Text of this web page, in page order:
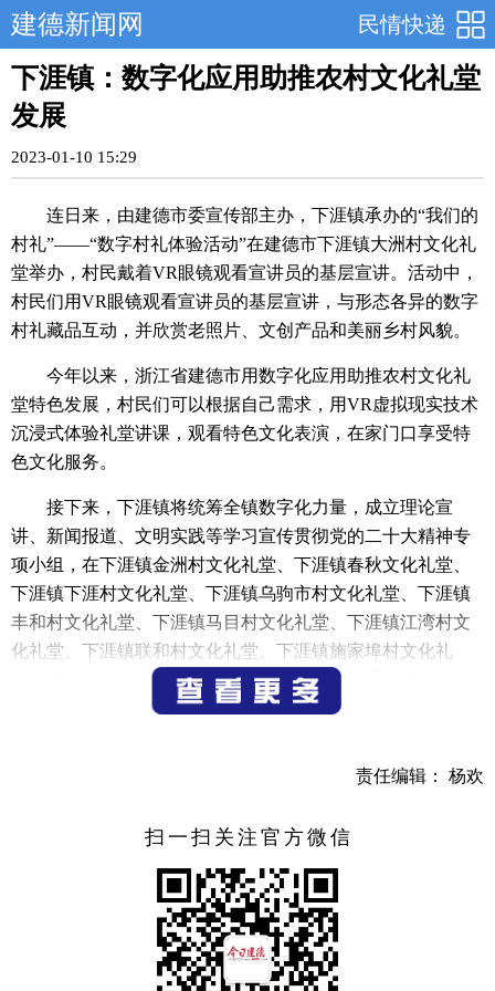
民情快递
建德新闻网
下涯镇：数字化应用助推农村文化礼堂
发展
2023-01-10 15:29
连日来，由建德市委宣传部主办，下涯镇承办的“我们的
村礼”——“数字村礼体验活动”在建德市下涯镇大洲村文化礼
堂举办，村民戴着VR眼镜观看宣讲员的基层宣讲。活动中，
村民们用VR眼镜观看宣讲员的基层宣讲，与形态各异的数字
村礼藏品互动，并欣赏老照片、文创产品和美丽乡村风貌。
今年以来，浙江省建德市用数字化应用助推农村文化礼
堂特色发展，村民们可以根据自己需求，用VR虚拟现实技术
沉浸式体验礼堂讲课，观看特色文化表演，在家门口享受特
色文化服务。
接下来，下涯镇将统筹全镇数字化力量，成立理论宣
讲、新闻报道、文明实践等学习宣传贯彻党的二十大精神专
项小组，在下涯镇金洲村文化礼堂、下涯镇春秋文化礼堂、
下涯镇下涯村文化礼堂、下涯镇乌驹市村文化礼堂、下涯镇
丰和村文化礼堂、下涯镇马目村文化礼堂、下涯镇江湾村文
化礼堂、下涯镇联和村文化礼堂、下涯镇施家埠村文化礼
堂、下涯镇大洲村文化礼堂等场所迅速开展一系列干部群众
喜闻乐见、形式多样的宣传活动，让党的二十大精神在基层
责任编辑： 杨欢
扫一扫关注官方微信